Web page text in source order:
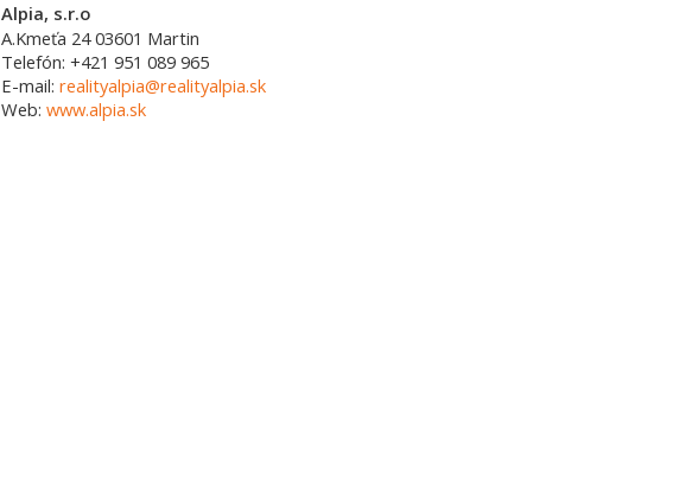
Alpia, s.r.o
A.Kmeťa 24 03601 Martin
Telefón: +421 951 089 965
E-mail: realityalpia@realityalpia.sk
Web: www.alpia.sk